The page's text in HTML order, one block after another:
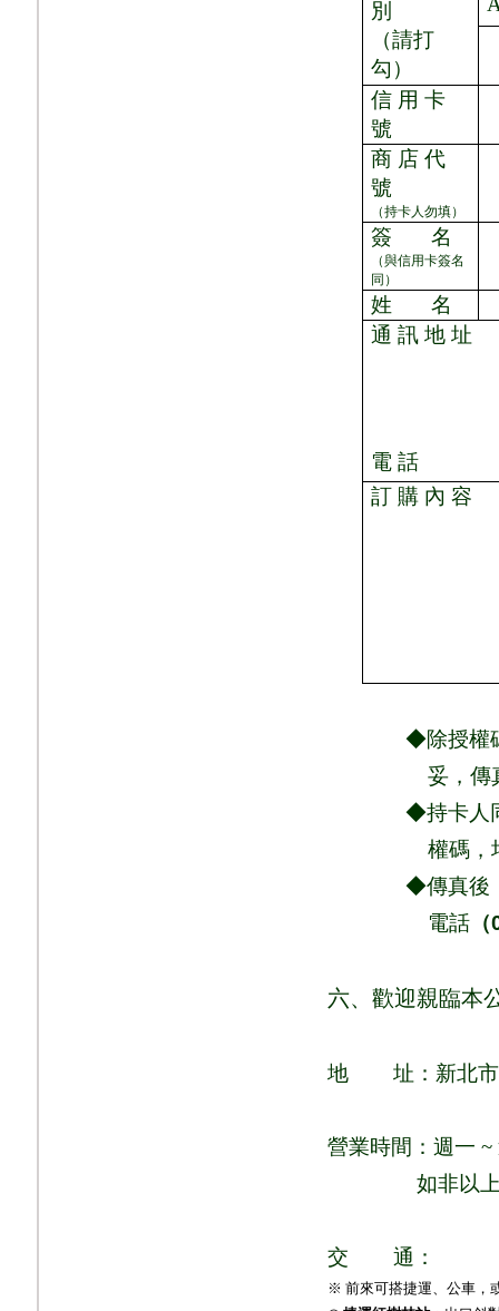
別
（請打
勾）
信 用 卡
號
商 店 代
號
（持卡人勿填）
簽 名
（與信用卡簽名
同）
姓
名
通 訊 地 址
電 話
訂 購 內 容
◆除授權碼、
妥， 傳
◆持卡人同意
權碼，
◆傳真後，請
電話 （
六、歡迎親臨本
地 址：新北
營業時間：週一 ~
如非以
交 通：
※ 前來可搭捷運、公車，